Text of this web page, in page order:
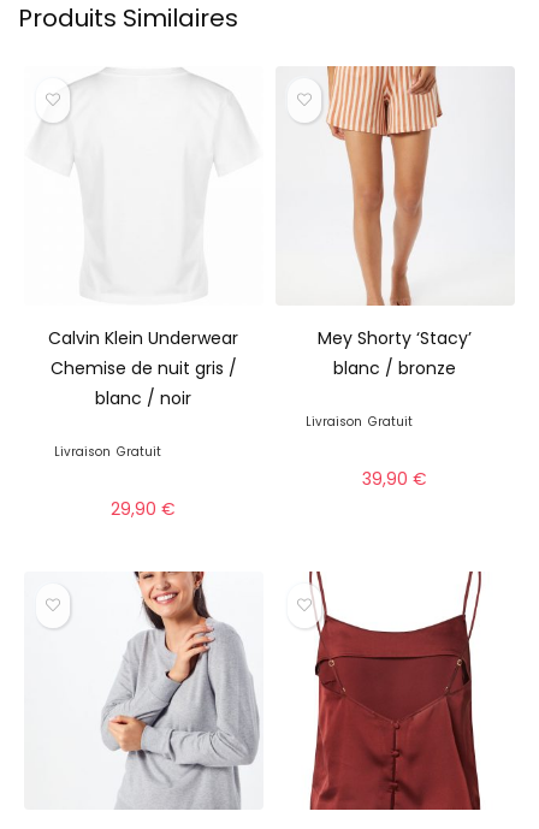
Produits Similaires
Calvin Klein Underwear
Chemise de nuit gris /
blanc / noir
Livraison Gratuit
29,90€
Mey Shorty ‘Stacy’
blanc / bronze
Livraison Gratuit
39,90€